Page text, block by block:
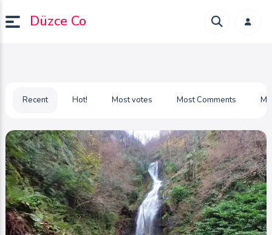
Düzce Co
Recent Hot! Most votes Most Comments